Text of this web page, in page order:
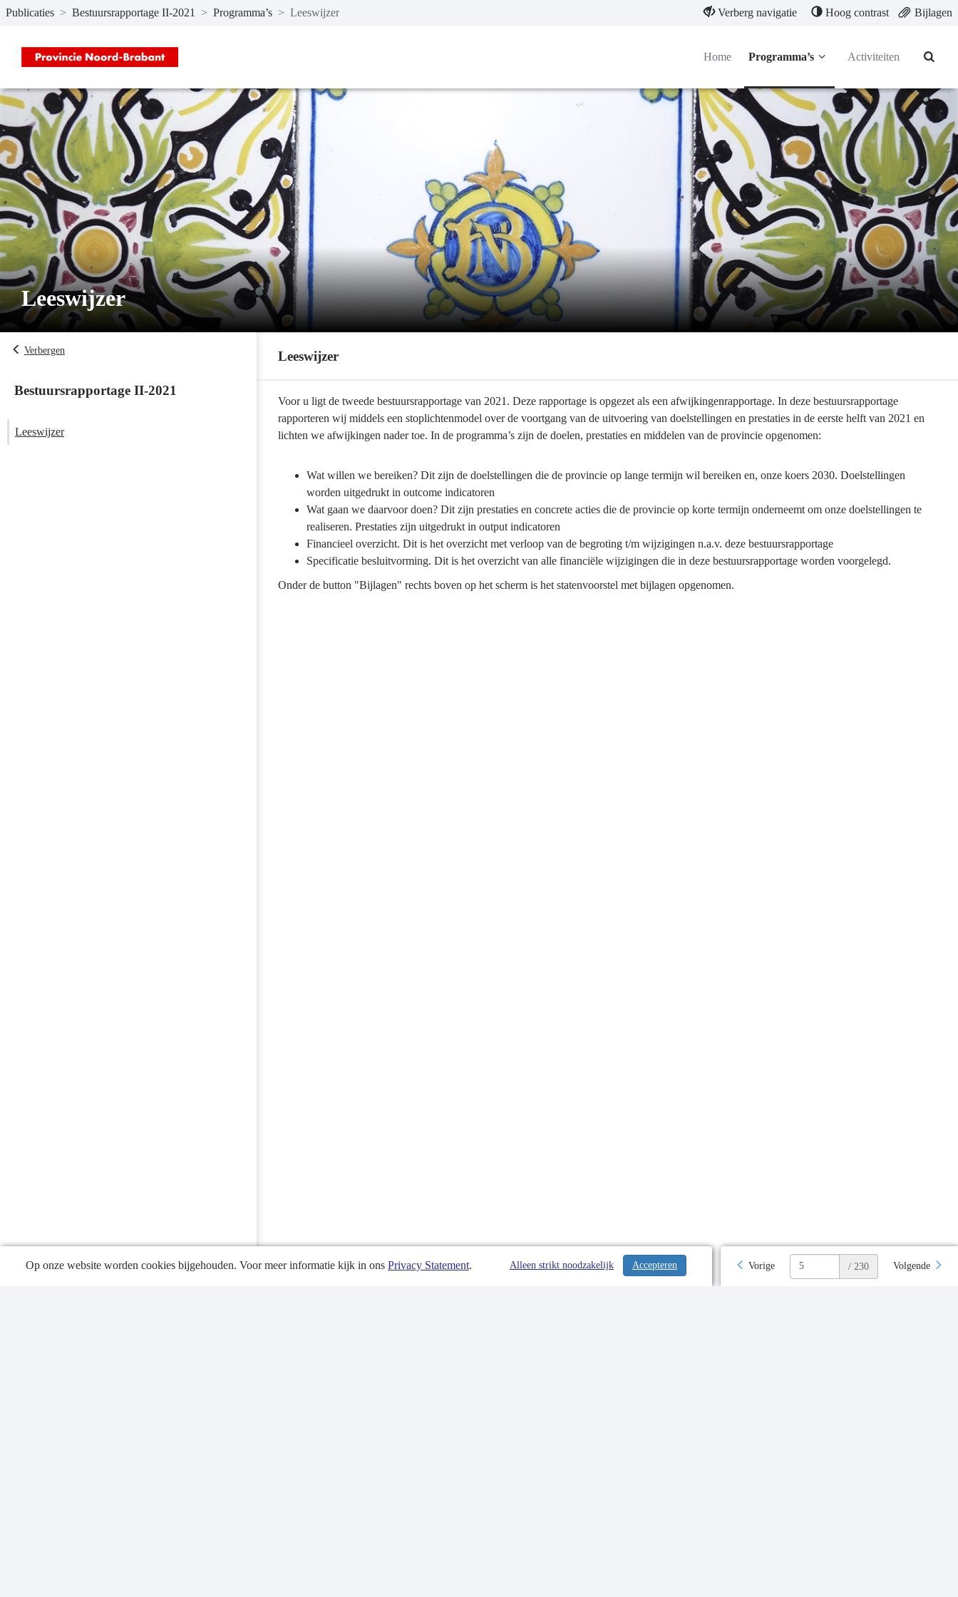
Naar hoofdinhoud
Publicaties > Bestuursrapportage II-2021 > Programma’s > Leeswijzer Verberg navigatie Hoog contrast Bijlagen
Home Programma’s Activiteiten
Leeswijzer
Verbergen
Bestuursrapportage II-2021
Leeswijzer
Leeswijzer
Terug
navigatie
Voor u ligt de tweede bestuursrapportage van 2021. Deze rapportage is opgezet als een afwijkingenrapportage. In deze bestuursrapportage
rapporteren wij middels een stoplichtenmodel over de voortgang van de uitvoering van doelstellingen en prestaties in de eerste helft van 2021 en
lichten we afwijkingen nader toe. In de programma’s zijn de doelen, prestaties en middelen van de provincie opgenomen:
Wat willen we bereiken? Dit zijn de doelstellingen die de provincie op lange termijn wil bereiken en, onze koers 2030. Doelstellingen
worden uitgedrukt in outcome indicatoren
Wat gaan we daarvoor doen? Dit zijn prestaties en concrete acties die de provincie op korte termijn onderneemt om onze doelstellingen te
realiseren. Prestaties zijn uitgedrukt in output indicatoren
Financieel overzicht. Dit is het overzicht met verloop van de begroting t/m wijzigingen n.a.v. deze bestuursrapportage
Specificatie besluitvorming. Dit is het overzicht van alle financiële wijzigingen die in deze bestuursrapportage worden voorgelegd.
Onder de button "Bijlagen" rechts boven op het scherm is het statenvoorstel met bijlagen opgenomen.
Vorige / 230 Volgende
Op onze website worden cookies bijgehouden. Voor meer informatie kijk in ons Privacy Statement. Accepteren
Alleen strikt noodzakelijk